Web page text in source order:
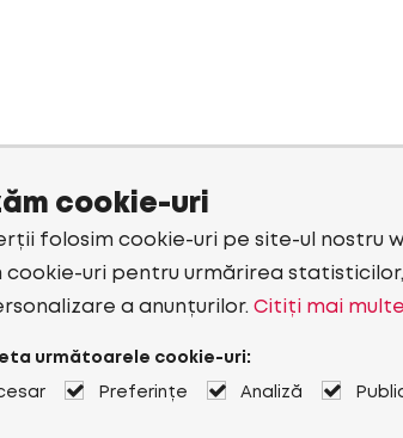
cookie-uri
folosim cookie-uri pe site-ul nostru
cookie-uri pentru urmărirea
a anunțurilor. Citiți mai
următoarele cookie-uri:
Preferințe Analiză